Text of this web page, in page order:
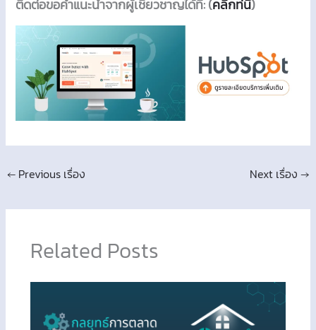
ติดต่อขอคำแนะนำจากผู้เชี่ยวชาญได้ที่: (คลิกท่ีนี่)
←Previous เรื่อง Next เรื่อง→
Related Posts